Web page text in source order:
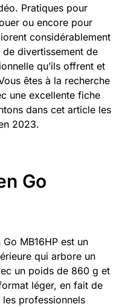
Pratiques pour
ou encore pour
considérablement
divertissement de
qu’ils offrent et
êtes à la recherche
une excellente fiche
dans cet article les
2023.
Go
MB16HP est un
qui arbore un
un poids de 860 g et
léger, en fait de
professionnels